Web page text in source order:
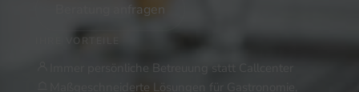
Beratung anfragen
IHRE VORTEILE
Immer persönliche Betreuung statt Callcenter
Maßgeschneiderte Lösungen für Gastronomie,